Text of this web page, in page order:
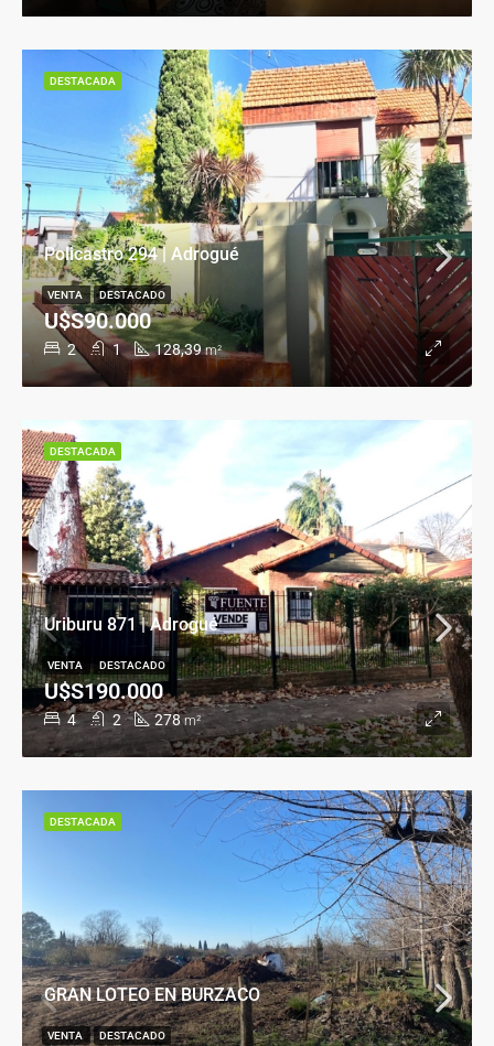
Policastro 294 | Adrogué
2 1 128,39 m²
U$S90.000
VENTA DESTACADO
DESTACADA
Uriburu 871 | Adrogué
4 2 278 m²
U$S190.000
VENTA DESTACADO
DESTACADA
GRAN LOTEO EN BURZACO
VENTA DESTACADO
DESTACADA